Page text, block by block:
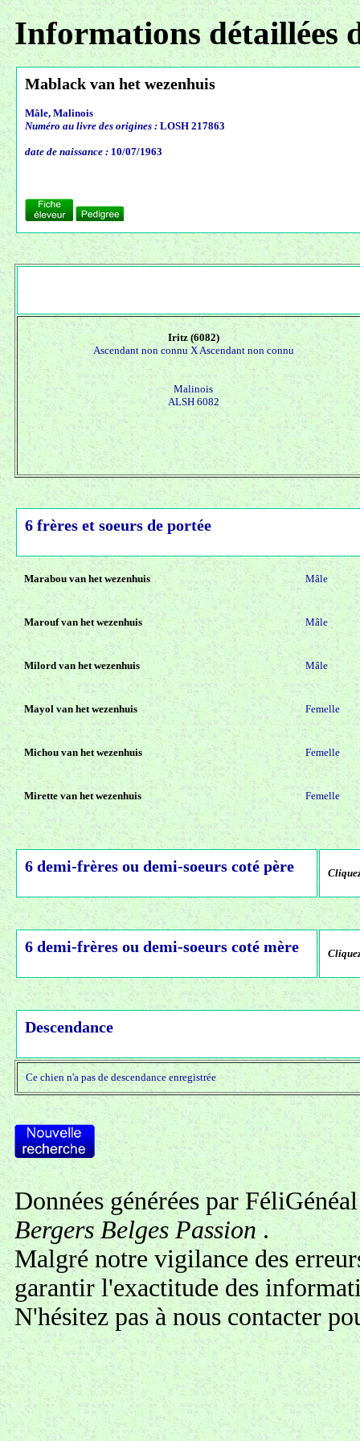
Informations détaillées
Mablack van het wezenhuis
Mâle, Malinois
Numéro au livre des origines : LOSH 217863
date de naissance : 10/07/1963
Iritz (6082)
Ascendant non connu XAscendant non connu
Malinois
ALSH 6082
6 frères et soeurs de portée
Marabou van het wezenhuis Mâle
Marouf van het wezenhuis Mâle
Milord van het wezenhuis Mâle
Mayol van het wezenhuis Femelle
Michou van het wezenhuis Femelle
Mirette van het wezenhuis Femelle
6 demi-frères ou demi-soeurs coté père
6 demi-frères ou demi-soeurs coté mère
Descendance
Ce chien n'a pas de descendance enregistrée
Données générées par
Bergers Belges Passion.
Malgré notre vigilance des
garantir l'exactitude des
N'hésitez pas ànous contacter